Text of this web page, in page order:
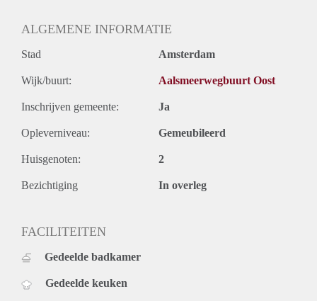
ALGEMENE INFORMATIE
Stad Amsterdam
Wijk/buurt: Aalsmeerwegbuurt Oost
Inschrijven gemeente: Ja
Opleverniveau: Gemeubileerd
Huisgenoten: 2
Bezichtiging In overleg
FACILITEITEN
Gedeelde badkamer
Gedeelde keuken